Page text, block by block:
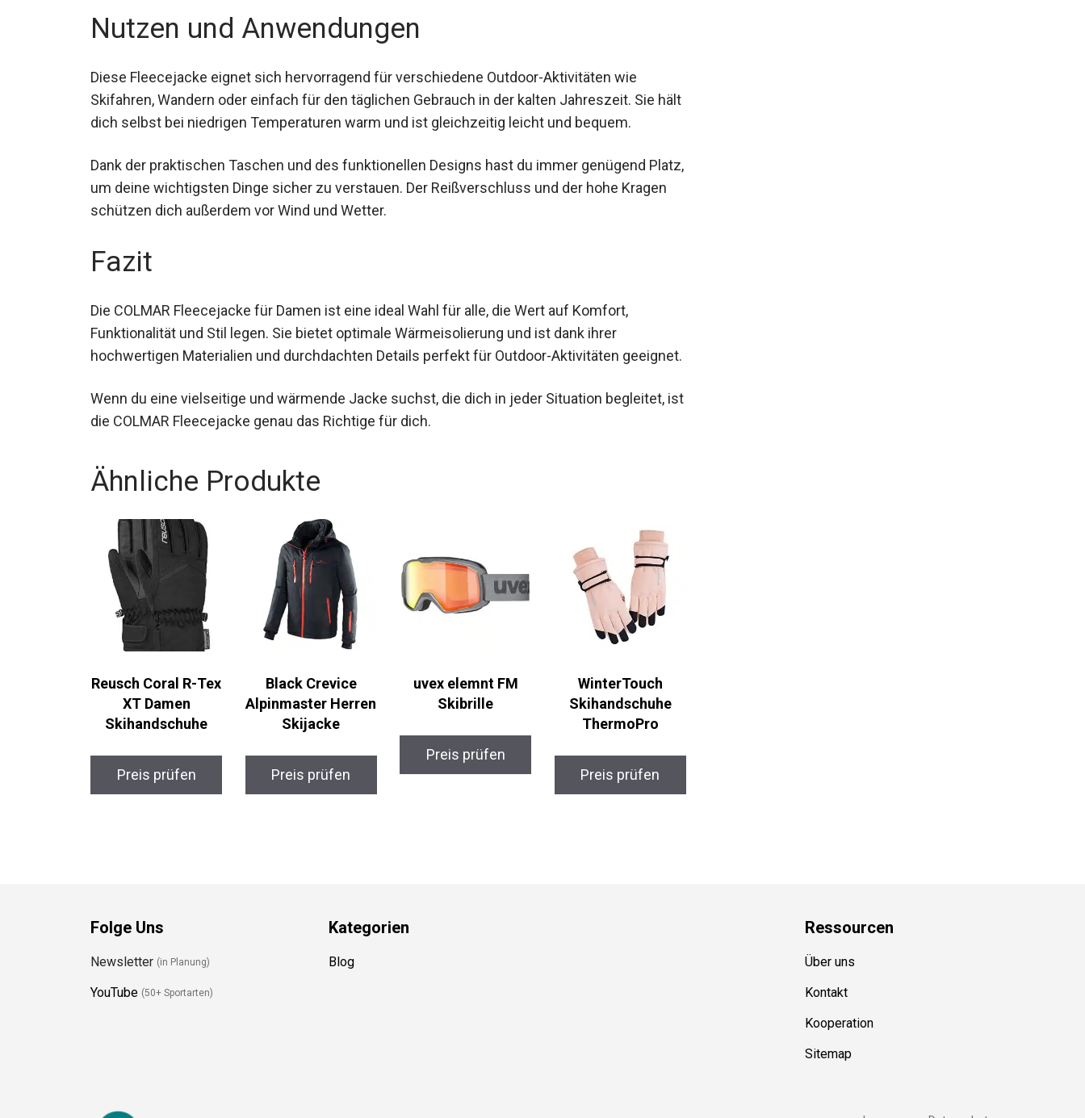
Nutzen und Anwendungen
Diese Fleecejacke eignet sich hervorragend für verschiedene Outdoor-Aktivitäten wie
Skifahren, Wandern oder einfach für den täglichen Gebrauch in der kalten Jahreszeit. Sie
hält dich selbst bei niedrigen Temperaturen warm und ist gleichzeitig leicht und bequem.
Dank der praktischen Taschen und des funktionellen Designs hast du immer genügend
Platz, um deine wichtigsten Dinge sicher zu verstauen. Der Reißverschluss und der hohe
Kragen schützen dich außerdem vor Wind und Wetter.
Fazit
Die COLMAR Fleecejacke für Damen ist eine ideal Wahl für alle, die Wert auf Komfort,
Funktionalität und Stil legen. Sie bietet optimale Wärmeisolierung und ist dank ihrer
hochwertigen Materialien und durchdachten Details perfekt für Outdoor-Aktivitäten
Wenn du eine vielseitige und wärmende Jacke suchst, die dich in jeder Situation begleitet,
Reusch Coral R-Tex
XT Damen
Preis prüfen
Black Crevice
Alpinmaster
Preis prüfen
uvex elemnt FM
Preis prüfen
WinterTouch
Skihandschuhe
Preis prüfen